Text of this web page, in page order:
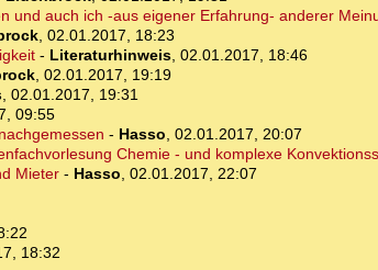
und auch ich -aus eigener Erfahrung- anderer
, 02.01.2017, 18:23
- Literaturhinweis, 02.01.2017, 18:46
, 02.01.2017, 19:19
, 02.01.2017, 19:31
09:55
- Hasso, 02.01.2017, 20:07
Chemie - und komplexe
Mieter- Hasso, 02.01.2017, 22:07
18:32